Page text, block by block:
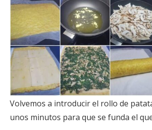
Volvemos a introducir el rollo de
unos minutos para que se funda el